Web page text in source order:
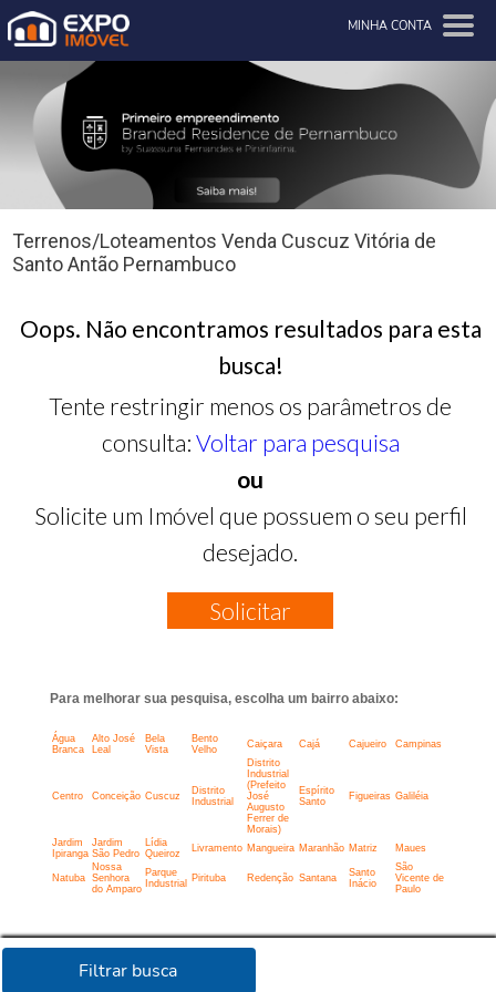
MINHA CONTA
Filtrar busca
Terrenos/Loteamentos Venda Cuscuz Vitória de
Santo Antão Pernambuco
Oops. Não encontramos resultados para esta
busca!
Tente restringir menos os parâmetros de
consulta: Voltar para pesquisa
ou
Solicite um Imóvel que possuem o seu perfil
desejado.
Solicitar
Para melhorar sua pesquisa, escolha um bairro abaixo:
Água
Branca
Alto José
Leal
Bela
Vista
Bento
Velho
Caiçara Cajá Cajueiro Campinas
Centro Conceição Cuscuz
Distrito
Industrial
Distrito
Industrial
(Prefeito
José
Augusto
Ferrer de
Morais)
Espírito
Santo
Figueiras Galiléia
Jardim
Ipiranga
Jardim
São Pedro
Lídia
Queiroz
Livramento Mangueira Maranhão Matriz Maues
Natuba
Nossa
Senhora
do Amparo
Parque
Industrial
Pirituba Redenção Santana
Santo
Inácio
São
Vicente de
Paulo